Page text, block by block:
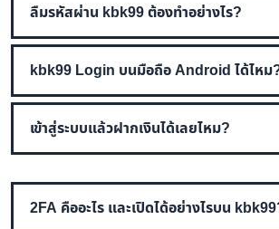
ลืมรหัสผ่าน kbk99 ต้องทำอย่างไร?
kbk99 Login บนมือถือ Android ได้ไหม
เข้าสู่ระบบแล้วฝากเงินได้เลยไหม?
2FA คืออะไร และเปิดได้อย่างไรบน